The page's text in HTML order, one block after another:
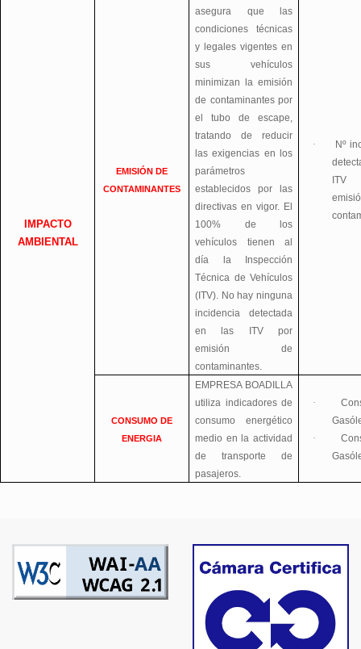
IMPACTO
AMBIENTAL
EMISIÓN DE
CONTAMINANTES
asegura que las
condiciones técnicas
y legales vigentes en
sus vehículos
minimizan la emisión
de contaminantes por
el tubo de escape,
tratando de reducir
las exigencias en los
parámetros
establecidos por las
directivas en vigor. El
100% de los
vehículos tienen al
día la Inspección
Técnica de Vehículos
(ITV). No hay ninguna
incidencia detectada
en las ITV por
emisión de
contaminantes.
·
Nº
CONSUMO DE
ENERGIA
EMPRESA BOADILLA
utiliza indicadores de
consumo energético
medio en la actividad
de transporte de
pasajeros.
·
·